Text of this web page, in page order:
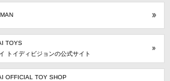
TOYS
トイディビジョンの公式サイト
OFFICIAL TOY SHOP